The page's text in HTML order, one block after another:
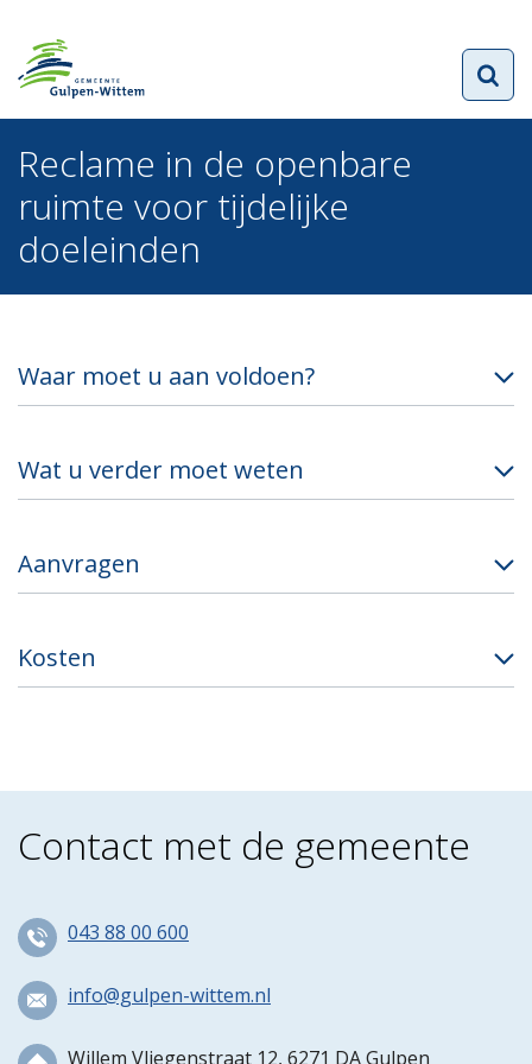
Reclame in de openbare
ruimte voor tijdelijke
doeleinden
Waar moet u aan voldoen?
Wat u verder moet weten
Aanvragen
Kosten
Contact met de gemeente
043 88 00 600
info@gulpen-wittem.nl
Willem Vliegenstraat 12, 6271 DA Gulpen